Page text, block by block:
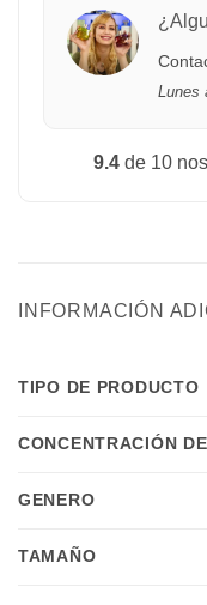
Lunes
9.4de 10
INFORMACIÓN
TIPO DE PRODUCTO
CONCENTRACIÓN
GENERO
TAMAÑO